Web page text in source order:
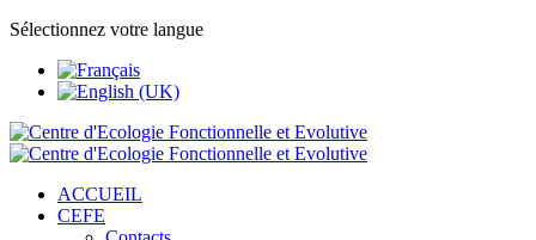
Sélectionnez votre langue
ACCUEIL
CEFE